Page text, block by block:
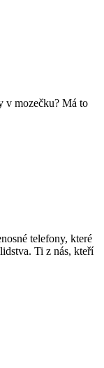
v mozečku? Má to
telefony, které
Ti z nás, kteří